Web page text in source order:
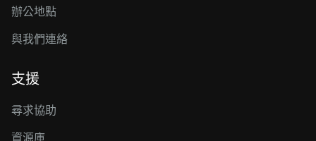
辦公地點
與我們連絡
支援
尋求協助
資源庫